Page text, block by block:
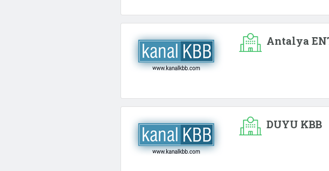
Antalya
DUYU KBB